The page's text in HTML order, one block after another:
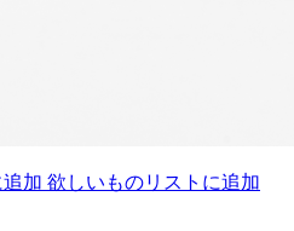
欲しいものリストに追加